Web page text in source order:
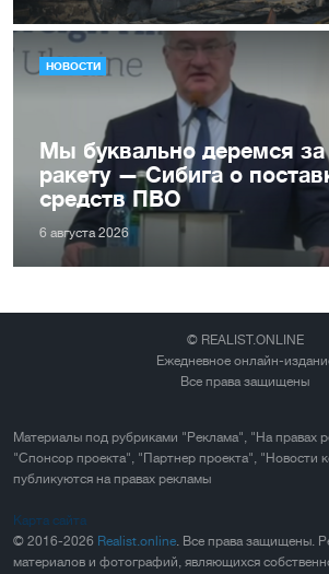
НОВОСТИ
Мы буквально деремся
ракету — Сибига о
средств ПВО
6 августа 2026
© REALIST.ONLINE
Ежедневное онлайн-
Все права защищены
Материалы под рубриками "Реклама", "На правах
"Спонсор проекта", "Партнер проекта", "Новости
публикуются на правах рекламы
Карта сайта
© 2016-2026 Realist.online. Все права защищены.
материалов и фотографий, являющихся